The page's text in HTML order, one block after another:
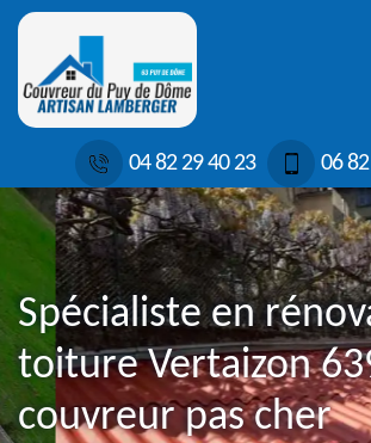
04 82 29 40 23 06
Spécialiste en
toiture Vertaizon
couvreur pas cher